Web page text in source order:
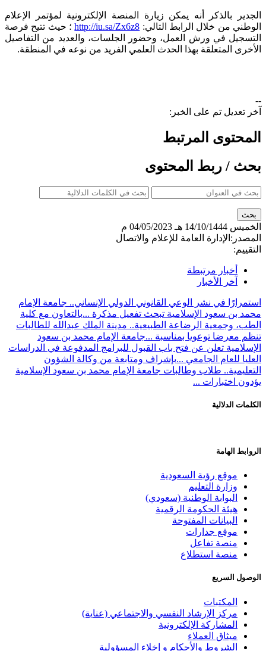
الجدير بالذكر أنه يمكن زيارة المنصة الإلكترونية لمؤتمر الإعلام
الوطني من خلال الرابط التالي: http://iu.sa/Zx6z8؛ حيث تتيح فرصة
التسجيل في ورش العمل، وحضور الجلسات، والعديد من التفاصيل
الأخرى المتعلقة بهذا الحدث العلمي الفريد من نوعه في المنطقة.
--
آخر تعديل تم على الخبر:
المحتوى المرتبط
بحث / ربط المحتوى
الخميس 14/10/1444 هـ
04/05/2023 م
المصدر: الإدارة العامة للإعلام والاتصال
التقييم:
أخبار مرتبطة
آخر الأخبار
استمرارًا في نشر الوعي القانوني الدولي الإنساني.. جامعة الإمام
محمد بن سعود الإسلامية تبحث تفعيل مذكرة ...بالتعاون مع كلية
الطب، وجمعية الرضاعة الطبيعية.. مدينة الملك عبدالله للطالبات
تنظم معرضا توعويا بمناسبة ...جامعة الإمام محمد بن سعود
الإسلامية تعلن عن فتح باب القبول للبرامج المدفوعة في الدراسات
العليا للعام الجامعي ...بإشراف ومتابعة من وكالة الشؤون
التعليمية.. طلاب وطالبات جامعة الإمام محمد بن سعود الإسلامية
يؤدون اختبارات ...
الكلمات الدلالية
الروابط الهامة
موقع رؤية السعودية
وزارة التعليم
البوابة الوطنية (سعودي)
هيئة الحكومة الرقمية
البيانات المفتوحة
موقع جدارات
منصة تفاعل
منصة استطلاع
الوصول السريع
المكتبات
مركز الإرشاد النفسي والاجتماعي (عناية)
المشاركة الإلكترونية
ميثاق العملاء
الشروط والأحكام و إخلاء المسؤولية